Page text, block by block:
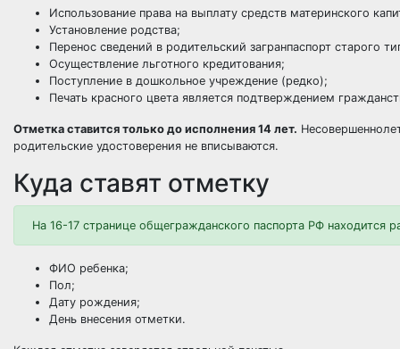
Использование права на выплату средств материнского
Установление родства;
Перенос сведений в родительский загранпаспорт старого
Осуществление льготного кредитования;
Поступление в дошкольное учреждение (редко);
Печать красного цвета является подтверждением
Отметка ставится только до исполнения 14 лет.
родительские удостоверения не вписываются.
Куда ставят отметку
На 16-17 странице общегражданского паспорта РФ
ФИО ребенка;
Пол;
Дату рождения;
День внесения отметки.